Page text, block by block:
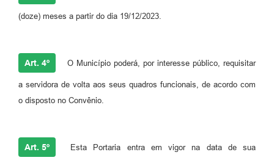
(doze) meses a partir do dia 19/12/2023.
Art. 4º O Município poderá, por interesse público, requisitar
a servidora de volta aos seus quadros funcionais, de acordo com
o disposto no Convênio.
Art. 5º Esta Portaria entra em vigor na data de sua